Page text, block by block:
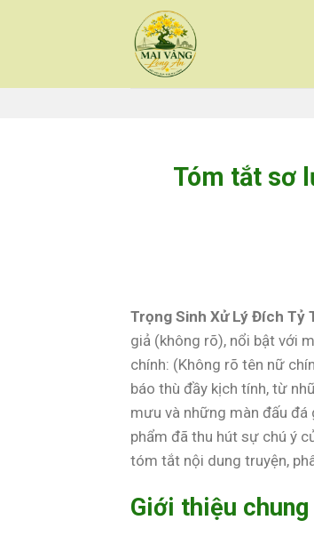
Tóm tắt sơ
Trọng Sinh Xử Lý Đích Tỷ
giả (không rõ), nổi bật với
chính: (Không rõ tên nữ
báo thù đầy kịch tính, từ
mưu và những màn đấu
phẩm đã thu hút sự chú ý
tóm tắt nội dung truyện,
Giới thiệu chung